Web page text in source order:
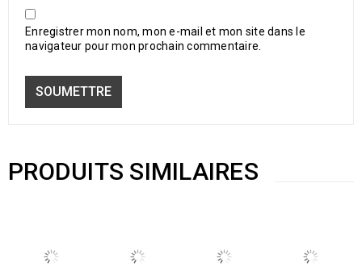
Enregistrer mon nom, mon e-mail et mon site dans le
navigateur pour mon prochain commentaire.
PRODUITS SIMILAIRES